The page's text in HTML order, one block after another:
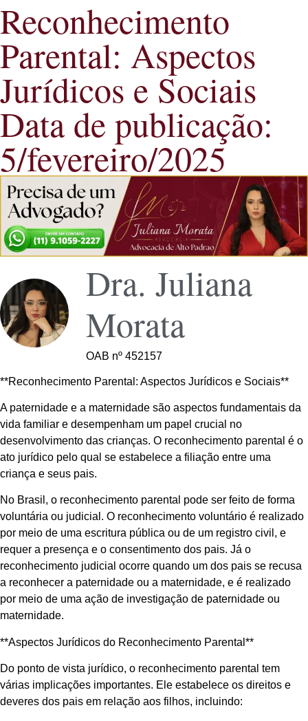
Reconhecimento
Parental: Aspectos
Jurídicos e Sociais
Data de publicação:
5/fevereiro/2025
Dra. Juliana
Morata
OAB nº 452157
**Reconhecimento Parental: Aspectos Jurídicos e Sociais**
A paternidade e a maternidade são aspectos fundamentais da
vida familiar e desempenham um papel crucial no
desenvolvimento das crianças. O reconhecimento parental é o
ato jurídico pelo qual se estabelece a filiação entre uma
criança e seus pais.
No Brasil, o reconhecimento parental pode ser feito de forma
voluntária ou judicial. O reconhecimento voluntário é realizado
por meio de uma escritura pública ou de um registro civil, e
requer a presença e o consentimento dos pais. Já o
reconhecimento judicial ocorre quando um dos pais se recusa
a reconhecer a paternidade ou a maternidade, e é realizado
por meio de uma ação de investigação de paternidade ou
maternidade.
**Aspectos Jurídicos do Reconhecimento Parental**
Do ponto de vista jurídico, o reconhecimento parental tem
várias implicações importantes. Ele estabelece os direitos e
deveres dos pais em relação aos filhos, incluindo: